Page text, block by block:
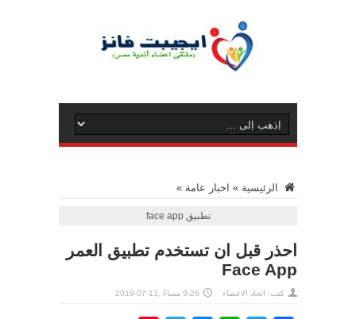
الرئيسية » اخبار عامة »
تطبيق face app
احذر قبل ان تستخدم تطبيق العمر
Face App
كتب: اتحاد الاعضاء 9:26 مساءً ,13-07-2019